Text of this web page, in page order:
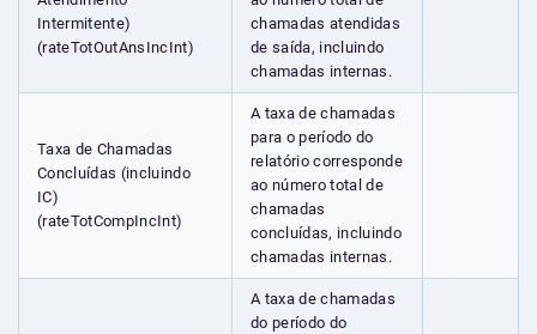
Intermitente)
(rateTotOutAnsIncInt)
chamadas atendidas
de saída, incluindo
chamadas internas.
Taxa de Chamadas
Concluídas (incluindo
IC)
(rateTotCompIncInt)
A taxa de chamadas
para o período do
relatório corresponde
ao número total de
chamadas
concluídas, incluindo
chamadas internas.
A taxa de chamadas
do período do